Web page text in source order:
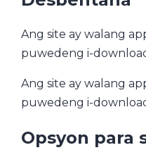
Ang site ay walang
puwedeng i-
Ang site ay walang
puwedeng i-
Opsyon para